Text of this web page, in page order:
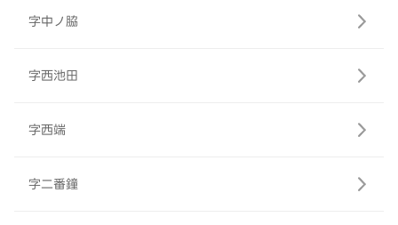
字中ノ脇
字西池田
字西端
字二番鐘